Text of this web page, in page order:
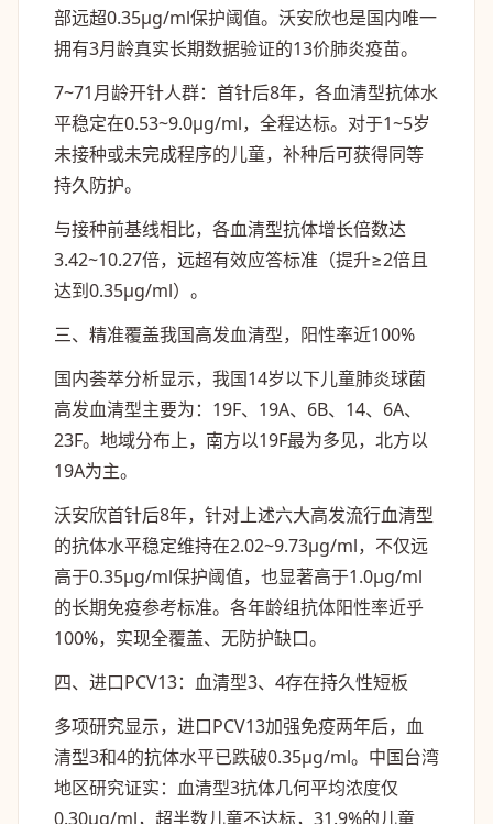
部远超0.35μg/ml保护阈值。沃安欣也是国内唯一
拥有3月龄真实长期数据验证的13价肺炎疫苗。
7~71月龄开针人群：首针后8年，各血清型抗体水
平稳定在0.53~9.0μg/ml，全程达标。对于1~5岁
未接种或未完成程序的儿童，补种后可获得同等
持久防护。
与接种前基线相比，各血清型抗体增长倍数达
3.42~10.27倍，远超有效应答标准（提升≥2倍且
达到0.35μg/ml）。
三、精准覆盖我国高发血清型，阳性率近100%
国内荟萃分析显示，我国14岁以下儿童肺炎球菌
高发血清型主要为：19F、19A、6B、14、6A、
23F。地域分布上，南方以19F最为多见，北方以
19A为主。
沃安欣首针后8年，针对上述六大高发流行血清型
的抗体水平稳定维持在2.02~9.73μg/ml，不仅远
高于0.35μg/ml保护阈值，也显著高于1.0μg/ml
的长期免疫参考标准。各年龄组抗体阳性率近乎
100%，实现全覆盖、无防护缺口。
四、进口PCV13：血清型3、4存在持久性短板
多项研究显示，进口PCV13加强免疫两年后，血
清型3和4的抗体水平已跌破0.35μg/ml。中国台湾
地区研究证实：血清型3抗体几何平均浓度仅
0.30μg/ml，超半数儿童不达标，31.9%的儿童